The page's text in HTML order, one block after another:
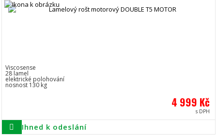
Viscosense
28 lamel
elektrické polohování
nosnost 130 kg
4 999 Kč
s DPH
Ihned k odeslání